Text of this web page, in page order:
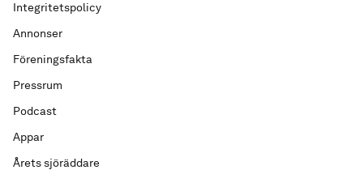
Integritetspolicy
Annonser
Föreningsfakta
Pressrum
Podcast
Appar
Årets sjöräddare